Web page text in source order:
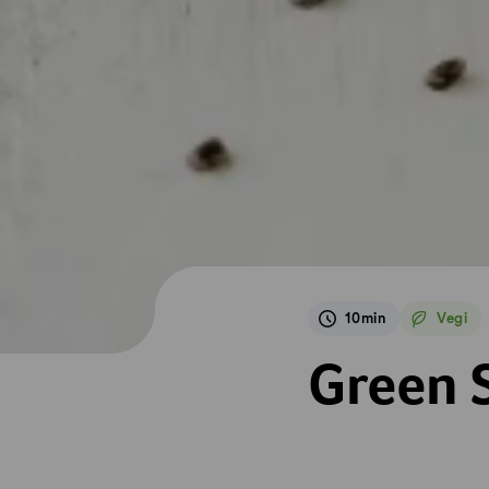
10min Vegi
Green Smoothie
Green